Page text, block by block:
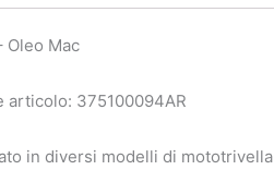
Oleo Mac
articolo: 375100094AR
in diversi modelli di mototrivella